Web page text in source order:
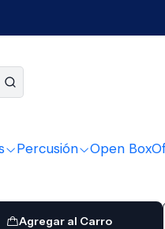
Percusión Open Box
Mono
Agregar al Carro